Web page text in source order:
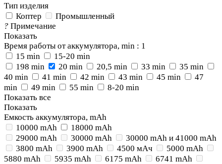
Тип изделия
Коптер
Промышленный
? Примечание
Показать
Время работы от аккумулятора, min : 1
15 min
15-20 min
198 min
20 min 20,5 min 33 min
35 min
40 min
41 min 42 min 43 min 45 min
47
min
49 min 55 min
8-20 min
Показать все
Показать
Емкость аккумулятора, mAh
10000 mAh
18000 mAh
29000 mAh
30000 mAh
30000 mAh и 41000 mAh
3800 mAh
3900 mAh 4500 мАч
5000 mAh
5880 mAh
5935 mAh 6175 mAh
6741 mAh